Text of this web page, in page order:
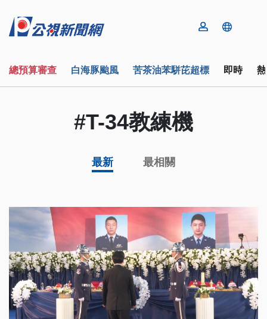
總預算審查 白海豚颱風 苦茶油苯駢芘超標 即時
#T-34教練機
最新 最相關